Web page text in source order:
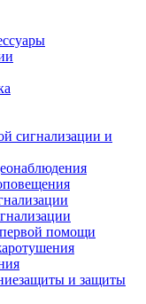
сигнализации и
помощи
и защиты